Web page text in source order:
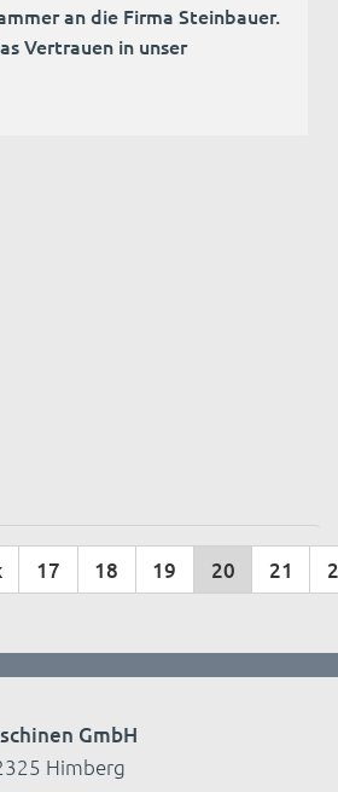
an die Firma Steinbauer.
Vertrauen in unser
17 18 19 20 21
GmbH
Himberg